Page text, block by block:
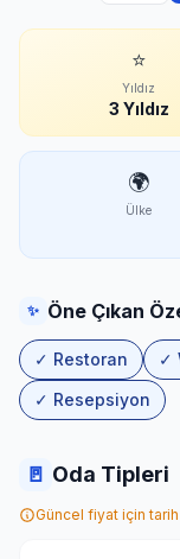
⭐
Yıldız
3 Yıldız
🌍
Ülke
✨ Öne Çıkan
✓ Restoran ✓
✓ Resepsiyon
🚪 Oda Tipleri
Güncel fiyat için